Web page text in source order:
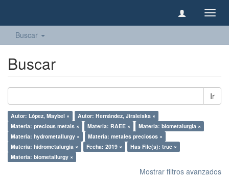
Buscar
Buscar
Ir
Autor: López, Maybel ×
Autor: Hernández, Jiraleiska ×
Materia: precious metals ×
Materia: RAEE ×
Materia: biometalurgia ×
Materia: hydrometallurgy ×
Materia: metales preciosos ×
Materia: hidrometalurgia ×
Fecha: 2019 ×
Has File(s): true ×
Materia: biometallurgy ×
Mostrar filtros avanzados